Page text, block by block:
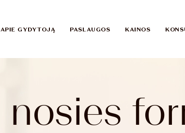
APIE GYDYTOJĄ PASLAUGOS KAINOS
nosies